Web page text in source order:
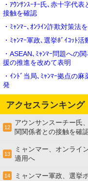
・ｱｳﾝｻﾝｽｰﾁｰ氏､赤十字代
接触を確認
・ﾐｬﾝﾏｰ､ｵﾝﾗｲﾝ詐欺対策
・ﾐｬﾝﾏｰ軍政､選挙ﾎﾞｲｺｯﾄ
・ASEAN､ﾐｬﾝﾏｰ問題へ
援の推進を改めて表明
・ｲﾝﾄﾞ当局､ﾐｬﾝﾏｰ拠点の
発
アクセスランキング
12
アウンサンスーチー氏
関関係者との接触を確
13
ミャンマー、オンライ
適用へ
14 ミャンマー軍政、選挙